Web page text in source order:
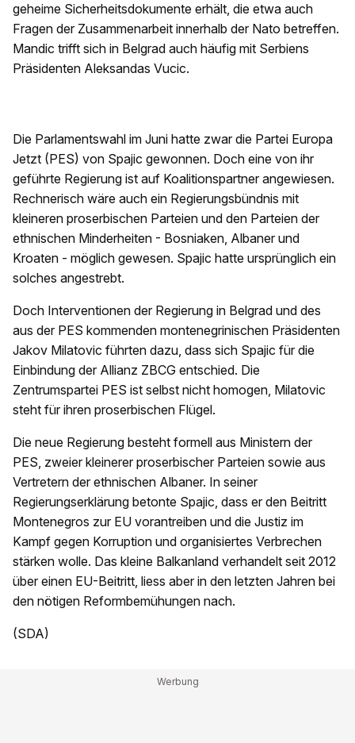
geheime Sicherheitsdokumente erhält, die etwa auch
Fragen der Zusammenarbeit innerhalb der Nato betreffen.
Mandic trifft sich in Belgrad auch häufig mit Serbiens
Präsidenten Aleksandas Vucic.
Die Parlamentswahl im Juni hatte zwar die Partei Europa
Jetzt (PES) von Spajic gewonnen. Doch eine von ihr
geführte Regierung ist auf Koalitionspartner angewiesen.
Rechnerisch wäre auch ein Regierungsbündnis mit
kleineren proserbischen Parteien und den Parteien der
ethnischen Minderheiten - Bosniaken, Albaner und
Kroaten - möglich gewesen. Spajic hatte ursprünglich ein
solches angestrebt.
Doch Interventionen der Regierung in Belgrad und des
aus der PES kommenden montenegrinischen Präsidenten
Jakov Milatovic führten dazu, dass sich Spajic für die
Einbindung der Allianz ZBCG entschied. Die
Zentrumspartei PES ist selbst nicht homogen, Milatovic
steht für ihren proserbischen Flügel.
Die neue Regierung besteht formell aus Ministern der
PES, zweier kleinerer proserbischer Parteien sowie aus
Vertretern der ethnischen Albaner. In seiner
Regierungserklärung betonte Spajic, dass er den Beitritt
Montenegros zur EU vorantreiben und die Justiz im
Kampf gegen Korruption und organisiertes Verbrechen
stärken wolle. Das kleine Balkanland verhandelt seit 2012
über einen EU-Beitritt, liess aber in den letzten Jahren bei
den nötigen Reformbemühungen nach.
(SDA)